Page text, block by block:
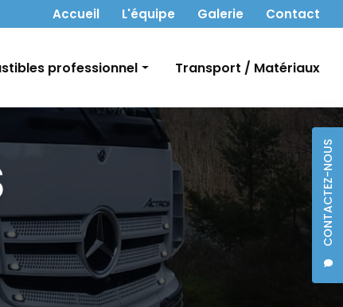
CONTACTEZ-NOUS
Accueil L'équipe Galerie Contact
professionnel Transport / Matériaux